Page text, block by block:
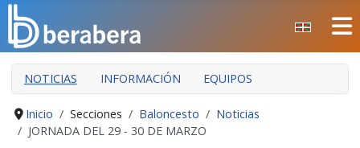
CERRAR
INICIO
CLUB
MANTEO
NOTICIAS INFORMACIÓN EQUIPOS
Inicio Secciones Baloncesto
Noticias
JORNADA DEL 29 - 30 DE MARZO